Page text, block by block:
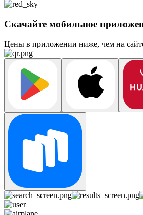
Скачайте мобильное
Цены в приложении ниже, чем на